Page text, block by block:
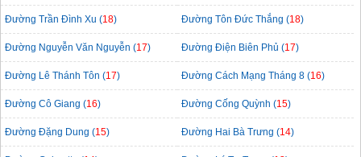
Đường Trần Đình Xu (18) Đường Tôn Đức Thắng (18)
Đường Nguyễn Văn Nguyễn (17) Đường Điện Biên Phủ (17)
Đường Lê Thánh Tôn (17) Đường Cách Mạng Tháng 8 (16)
Đường Cô Giang (16) Đường Cống Quỳnh (15)
Đường Đặng Dung (15) Đường Hai Bà Trưng (14)